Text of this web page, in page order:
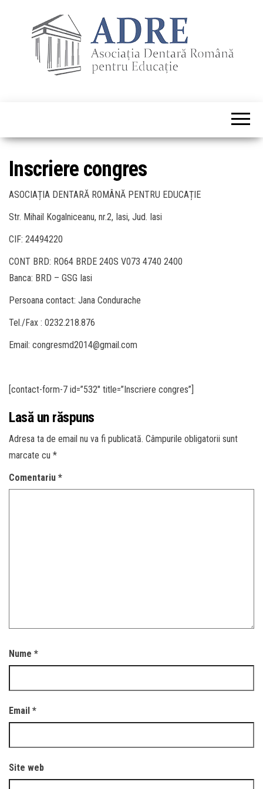
Inscriere congres
ASOCIAȚIA DENTARĂ ROMÂNĂ PENTRU EDUCAȚIE
Str. Mihail Kogalniceanu, nr.2, Iasi, Jud. Iasi
CIF: 24494220
CONT BRD: RO64 BRDE 240S V073 4740 2400
Banca: BRD – GSG Iasi
Persoana contact: Jana Condurache
Tel./Fax : 0232.218.876
Email: congresmd2014@gmail.com
[contact-form-7 id=”532″ title=”Inscriere congres”]
Lasă un răspuns
Adresa ta de email nu va fi publicată. Câmpurile obligatorii sunt
marcate cu *
Comentariu *
Nume *
Email *
Site web